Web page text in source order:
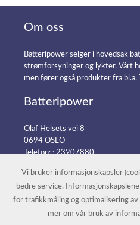
Om oss
Batteripower selger i hovedsak
strømforsyninger og lykter. Vårt
men fører også produkter fra bl.a.
Batteripower
Olaf Helsets vei 8
0694 OSLO
Telefon: :23207880
© Batteripower |
Vi bruker informasjonskapsler
bedre service.
for trafikkmåling og optimalisering av
mer om vår bruk av